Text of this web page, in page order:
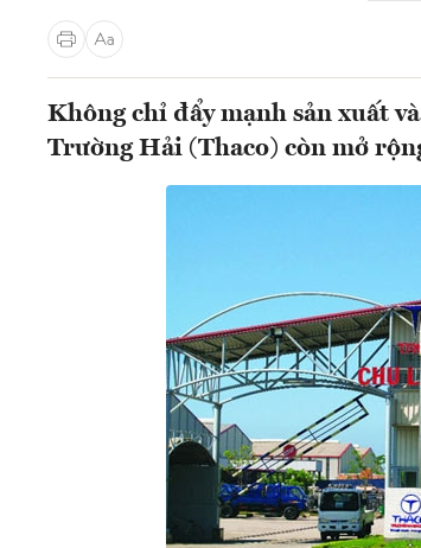
Không chỉ đẩy mạnh sản xuất
Trường Hải (Thaco) còn mở